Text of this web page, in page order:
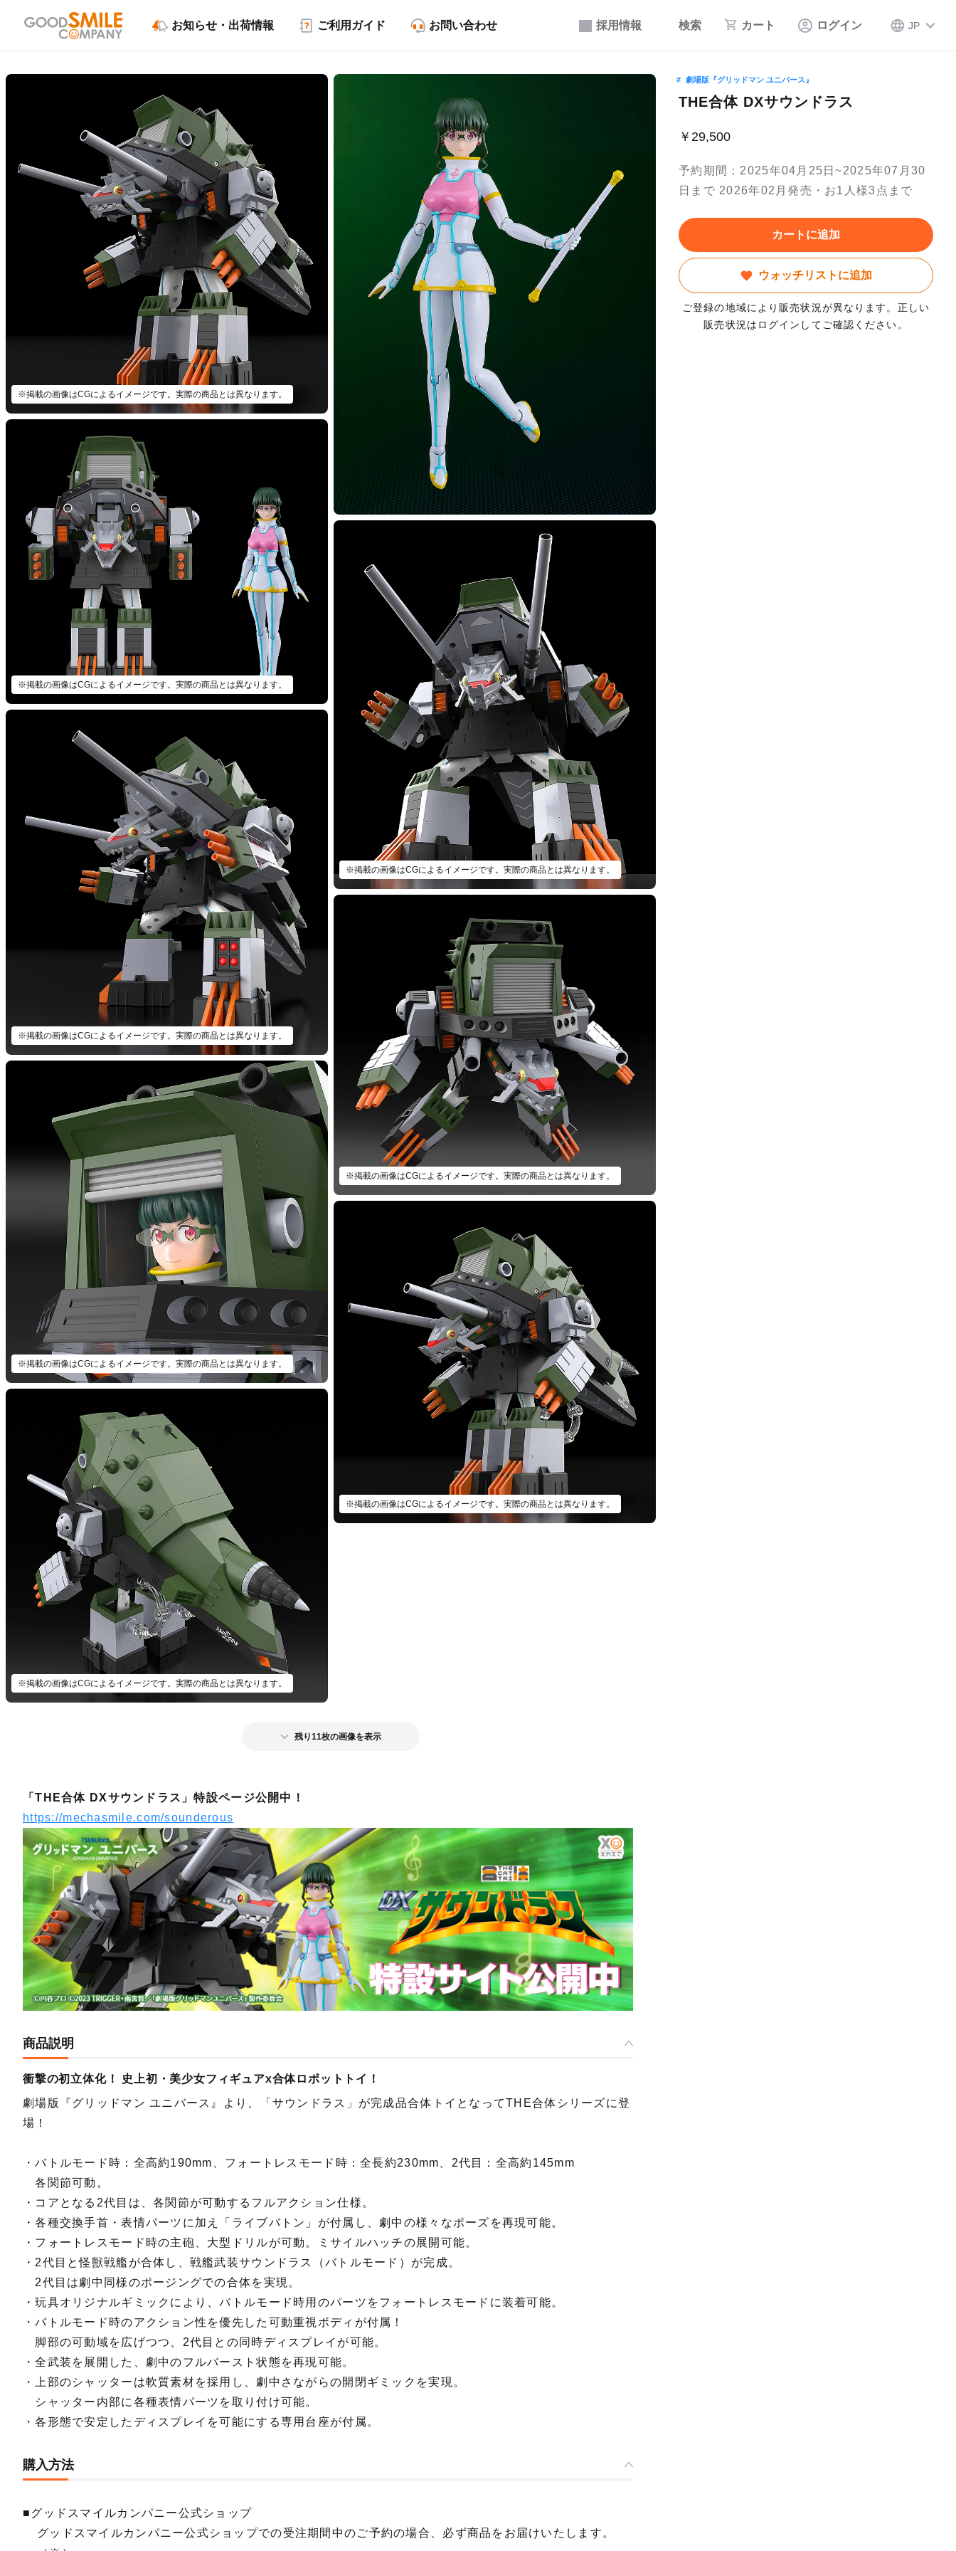
採用情報 検索 カート ログイン JP
お知らせ・出荷情報 ご利用ガイド お問い合わせ
※掲載の画像はCGによるイメージです。実際の商品とは異なります。
※掲載の画像はCGによるイメージです。実際の商品とは異なります。
※掲載の画像はCGによるイメージです。実際の商品とは異なります。
※掲載の画像はCGによるイメージです。実際の商品とは異なります。
※掲載の画像はCGによるイメージです。実際の商品とは異なります。
※掲載の画像はCGによるイメージです。実際の商品とは異なります。
※掲載の画像はCGによるイメージです。実際の商品とは異なります。
※掲載の画像はCGによるイメージです。実際の商品とは異なります。
残り11枚の画像を表示
劇場版『グリッドマン ユニバース』
THE合体 DXサウンドラス
￥29,500
予約期間：2025年04月25日~2025年07月30
日まで 2026年02月発売・お1人様3点まで
カートに追加
ウォッチリストに追加
ご登録の地域により販売状況が異なります。正しい
販売状況はログインしてご確認ください。
「THE合体 DXサウンドラス」特設ページ公開中！
https://mechasmile.com/sounderous
商品説明
衝撃の初立体化！ 史上初・美少女フィギュアx合体ロボットトイ！
劇場版『グリッドマン ユニバース』より、「サウンドラス」が完成品合体トイとなってTHE合体シリーズに登
場！
・バトルモード時：全高約190mm、フォートレスモード時：全長約230mm、2代目：全高約145mm
各関節可動。
・コアとなる2代目は、各関節が可動するフルアクション仕様。
・各種交換手首・表情パーツに加え「ライブバトン」が付属し、劇中の様々なポーズを再現可能。
・フォートレスモード時の主砲、大型ドリルが可動。ミサイルハッチの展開可能。
・2代目と怪獣戦艦が合体し、戦艦武装サウンドラス（バトルモード）が完成。
2代目は劇中同様のポージングでの合体を実現。
・玩具オリジナルギミックにより、バトルモード時用のパーツをフォートレスモードに装着可能。
・バトルモード時のアクション性を優先した可動重視ボディが付属！
脚部の可動域を広げつつ、2代目との同時ディスプレイが可能。
・全武装を展開した、劇中のフルバースト状態を再現可能。
・上部のシャッターは軟質素材を採用し、劇中さながらの開閉ギミックを実現。
シャッター内部に各種表情パーツを取り付け可能。
・各形態で安定したディスプレイを可能にする専用台座が付属。
購入方法
■グッドスマイルカンパニー公式ショップ
グッドスマイルカンパニー公式ショップでの受注期間中のご予約の場合、必ず商品をお届けいたします。